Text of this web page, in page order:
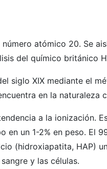
atómico 20. Se
del químico británico
siglo XIX mediante el
en la naturaleza
a la ionización.
en un 1-2% en peso. El
(hidroxiapatita, HAP)
y las células.